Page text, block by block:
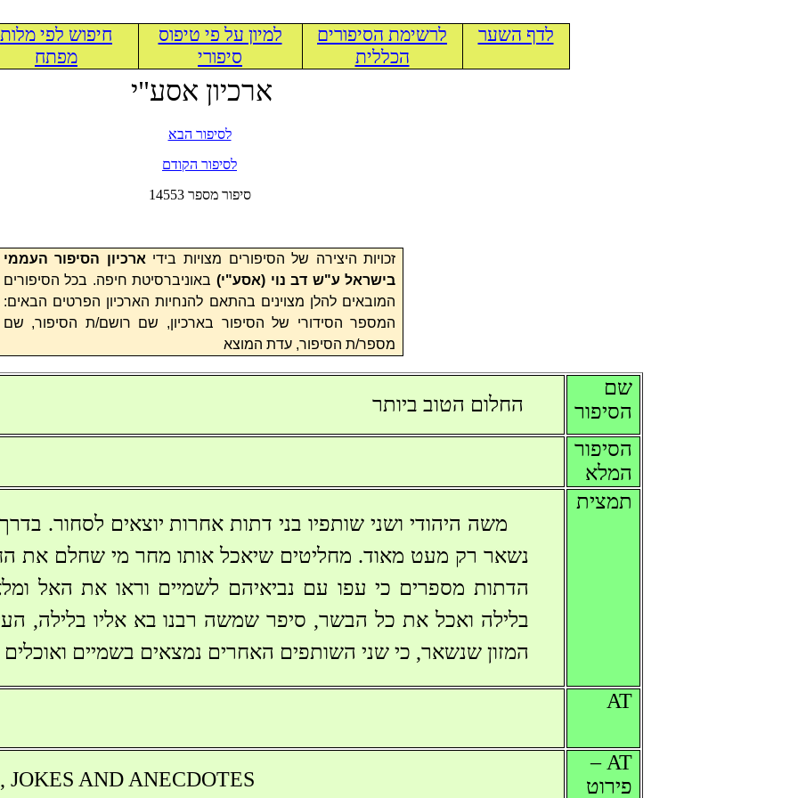
לדף השער
לרשימת הסיפורים
הכללית
למיון על פי טיפוס
סיפורי
חיפוש לפי מלות
מפתח
ארכיון אסע"י
לסיפור הבא
לסיפור הקודם
14553 סיפור מספר
זכויות היצירה של הסיפורים מצויות בידי ארכיון הסיפור העממי
בישראל ע"ש דב נוי (אסע"י) באוניברסיטת חיפה. בכל הסיפורים
המובאים להלן מצוינים בהתאם להנחיות הארכיון הפרטים הבאים:
המספר הסידורי של הסיפור בארכיון, שם רושם/ת הסיפור, שם
מספר/ת הסיפור, עדת המוצא
החלום הטוב ביותר
שם
הסיפור
הסיפור
המלא
משה היהודי ושני שותפיו בני דתות אחרות יוצאים לסחור.
נשאר רק מעט מאוד. מחליטים שיאכל אותו מחר מי שחלם את
הדתות מספרים כי עפו עם נביאיהם לשמיים וראו את האל
בלילה ואכל את כל הבשר, סיפר שמשה רבנו בא אליו בלילה,
המזון שנשאר, כי שני השותפים האחרים נמצאים בשמיים
תמצית
AT
JOKES AND ANECDOTES
AT –
פירוט